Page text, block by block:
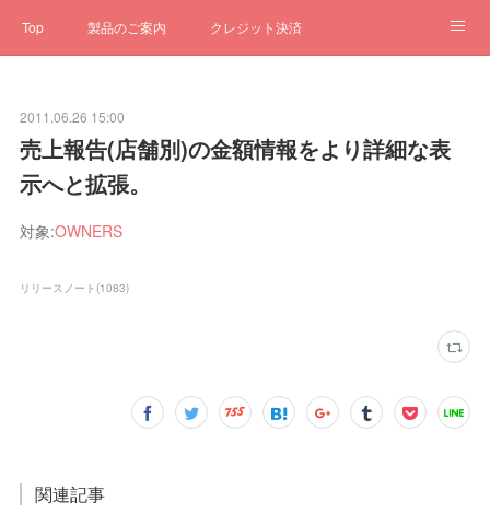
Top 製品のご案内 クレジット決済
クローゼット お問合せ
2011.06.26 15:00
売上報告(店舗別)の金額情報をより詳細な表
示へと拡張。
対象:OWNERS
リリースノート (1083)
関連記事